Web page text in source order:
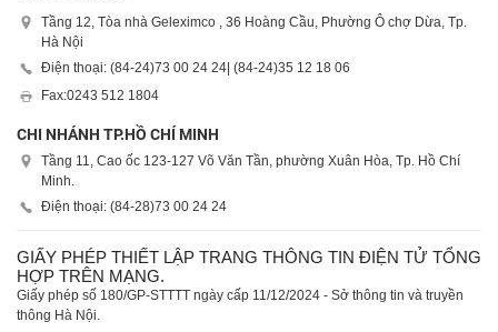
Tầng 12, Tòa nhà Geleximco , 36 Hoàng Cầu, Phường Ô chợ Dừa, Tp.
Hà Nội
Điện thoại: (84-24)73 00 24 24 | (84-24)35 12 18 06
Fax:0243 512 1804
CHI NHÁNH TP.HỒ CHÍ MINH
Tầng 11, Cao ốc 123-127 Võ Văn Tần, phường Xuân Hòa, Tp. Hồ Chí
Minh.
Điện thoại: (84-28)73 00 24 24
GIẤY PHÉP THIẾT LẬP TRANG THÔNG TIN ĐIỆN TỬ TỔNG
HỢP TRÊN MẠNG.
Giấy phép số 180/GP-STTTT ngày cấp 11/12/2024 - Sở thông tin và truyền
thông Hà Nội.